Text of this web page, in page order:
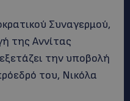
Συναγερμού,
της Αννίτας
την υποβολή
του, Νικόλα